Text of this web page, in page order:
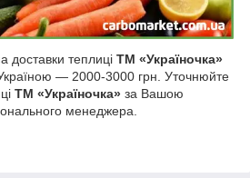
доставки теплиці ТМ «Україночка»
— 2000-3000 грн. Уточнюйте
ТМ «Україночка» за Вашою
менеджера.